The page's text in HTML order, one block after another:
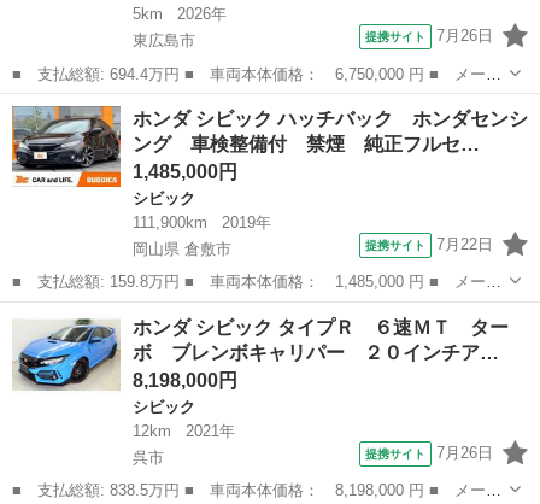
5km
2026年
東広島市
提携サイト 7月26日
■ 支払総額: 694.4万円 ■ 車両本体価格： 6,750,000 円 ■ メーカ
ー名： ホンダ ■ 車種名： シビック ■ グレード名： タイプ
Ｒ レーシングブラックパッケージ ■ 排気量： 2000cc ■ ドア
枚...
広島 東広島市 シビック
ホンダ シビック ハッチバック ホンダセンシ
ング 車検整備付 禁煙 純正フルセ…
1,485,000円
シビック
111,900km
2019年
岡山県 倉敷市
提携サイト 7月22日
■ 支払総額: 159.8万円 ■ 車両本体価格： 1,485,000 円 ■ メーカ
ー名： ホンダ ■ 車種名： シビック ■ グレード名： ハッチバ
ック ホンダセンシング 車検整備付 禁煙 純正フルセグナビ ス
マートキ...
倉敷市 シビック
ホンダ シビック タイプＲ ６速ＭＴ ター
ボ ブレンボキャリパー ２０インチア…
8,198,000円
シビック
12km
2021年
呉市
提携サイト 7月26日
■ 支払総額: 838.5万円 ■ 車両本体価格： 8,198,000 円 ■ メーカ